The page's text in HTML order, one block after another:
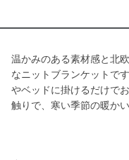
温かみのある素材感と北
なニットブランケットで
やベッドに掛けるだけで
触りで、寒い季節の暖か